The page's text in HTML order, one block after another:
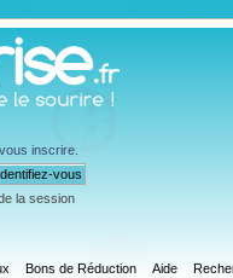
vous inscrire
la session
Bons de Réduction Aide